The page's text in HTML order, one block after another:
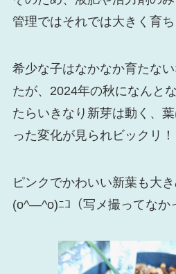
管理ではそれでは大きく育ち
希少な子はなかなか育たな
たが、2024年の秋になんと
たらいきなり新芽は動く、
った変化が見られビックリ！
ピンクでかわいい新葉も大
(o^―^o)ﾆｺ（写メ撮ってなか